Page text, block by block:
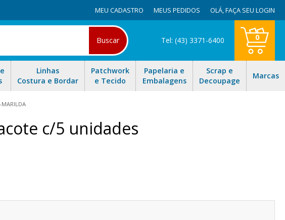
MEU CADASTRO MEUS PEDIDOS OLÁ,FAÇA SEU LOGIN
Buscar Tel: (43) 3371-6400 0
Linhas
Costura e Bordar
Patchwork
e Tecido
Papelaria e
Embalagens
Scrap e
Decoupage
Marcas
c/5 unidades